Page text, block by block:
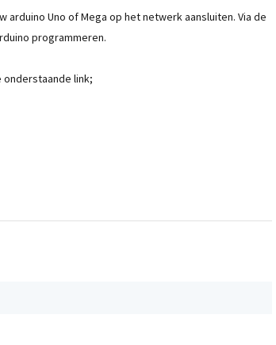
arduino Uno of Mega op het netwerk aansluiten. Via de
programmeren.
link;